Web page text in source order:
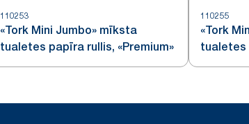
110253
«Tork Mini Jumbo» mīksta
tualetes papīra rullis, «Premium»
110255
«Tork
tualetes